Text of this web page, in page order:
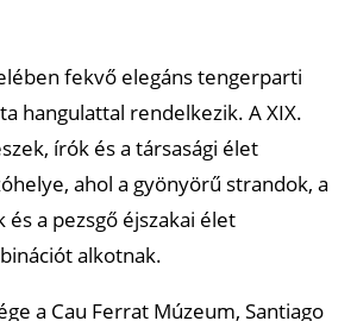
fekvő elegáns tengerparti
hangulattal rendelkezik. A XIX.
írók és a társasági élet
ahol a gyönyörű strandok, a
a pezsgő éjszakai élet
alkotnak.
a Cau Ferrat Múzeum, Santiago